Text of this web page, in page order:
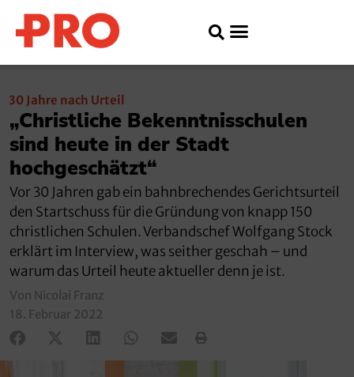
30 Jahre nach Urteil
„Christliche Bekenntnisschulen
sind heute in der Stadt
hochgeschätzt“
Vor 30 Jahren gab ein bahnbrechendes Gerichtsurteil
den Startschuss für die Gründung von knapp 150
christlichen Schulen. Verbandschef Wolfgang Stock
erklärt im Interview, was seither geschah – und
warum das Urteil heute aktueller denn je ist.
Von Nicolai Franz
18. Februar 2022